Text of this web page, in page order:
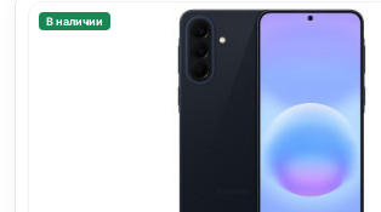
В наличии